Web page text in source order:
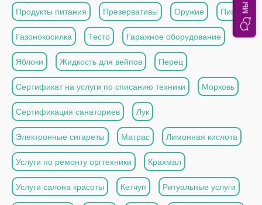
Продукты питания Презервативы Оружие Пиво
Газонокосилка Тесто Гаражное оборудование
Яблоки Жидкость для вейпов Перец
Сертификат на услуги по списанию техники Морковь
Сертификация санаториев Лук
Электронные сигареты Матрас Лимонная кислота
Услуги по ремонту оргтехники Крахмал
Услуги салона красоты Кетчуп Ритуальные услуги